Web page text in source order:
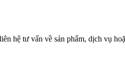
hệ tư vấn về sản phẩm, dịch vụ